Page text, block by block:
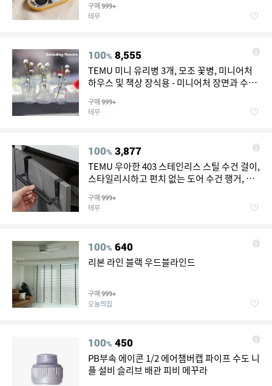
발렌타인데이 선물 (안경 미포함)
구매 999+
테무
100% 8,555
TEMU 미니 유리병 3개, 모조 꽃병, 미니어처
하우스 및 책상 장식용 - 미니어처 장면과 수집
운 미학 | 유리병
구매 999+
테무
100% 3,877
TEMU 우아한 403 스테인리스 스틸 수건 걸이,
스타일리시하고 펀치 없는 도어 수건 행거, 욕
튼한 수건 걸이
구매 999+
테무
100% 640
리본 라인 블랙 우드블라인드
구매 999+
오늘의집
100% 450
PB부속 에이콘 1/2 에어챔버캡 파이프 수도 니
플 설비 슬리브 배관 피비 메꾸라